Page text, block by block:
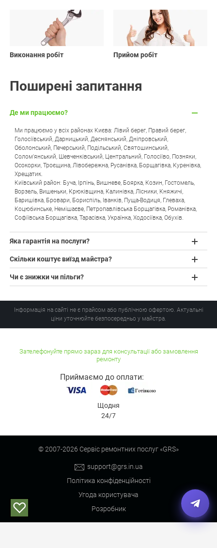
Виконання робіт Прийом робіт
Поширені запитання
Де ми працюємо?
Ми працюємо у всіх районах Києва: Лівий берег, Правий берег,
Голосіївський, Дарницький, Деснянський, Дніпровський,
Оболонський, Печерський, Подільський, Святошинський,
Солом'янський, Шевченківський, Центральний, Голосіїво, Позняки,
Осокорки, Троєщина, Лівобережна, Русанівка, Борщагівка, Куренівка,
Хрещатик.
Київський район: Буча, Ірпінь, Вишневе, Боярка, Козин, Гостомель,
Ворзель, Вишеньки, Крюківщина, Калинівка, Лісники, Княжичі,
Баришівка, Бровари, Бориспіль, Іванків, Пуща-Водиця, Глеваха,
Коцюбинське, Немішаєве, Петропавлівська Борщагівка, Романівка,
Софіївська Борщагівка, Тарасівка, Українка, Ходосіївка, Обухів.
Яка гарантія на послуги?
Скільки коштує виїзд майстра?
Чи є знижки чи пільги?
Інформація на сайті не є прайсом або публічною офертою. Актуальні
ціни уточнюйте безпосередньо у майстра.
Зателефонуйте прямо зараз для консультації або замовлення
ремонту
Приймаємо до оплати:
Щодня
24/7
© 2007-2026 Сервіс ремонтних послуг «GRS»
support@grs.in.ua
Політика конфіденційності
Угода користувача
Розробник
♡